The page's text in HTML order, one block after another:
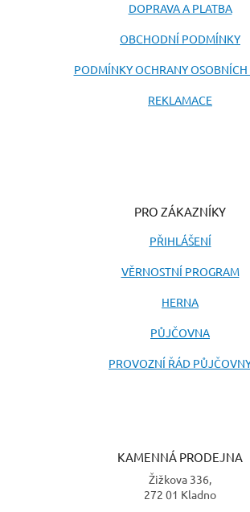
DOPRAVA A PLATBA
OBCHODNÍ PODMÍNKY
PODMÍNKY OCHRANY
REKLAMACE
PRO ZÁKAZNÍKY
PŘIHLÁŠENÍ
VĚRNOSTNÍ PROGRAM
HERNA
PŮJČOVNA
PROVOZNÍ ŘÁD
KAMENNÁ PRODEJNA
Žižkova 336,
272 01 Kladno